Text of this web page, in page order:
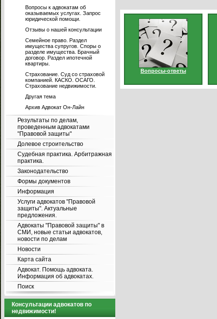
Вопросы к адвокатам об
оказываемых услугах. Запрос
юридической помощи.
Отзывы о нашей консультации
Семейное право. Раздел
имущества супругов. Споры о
разделе имущества. Брачный
договор. Раздел ипотечной
квартиры.
Страхование. Суд со страховой
компанией. КАСКО. ОСАГО.
Страхование недвижимости.
Другая тема
Архив Адвокат Он-Лайн
Результаты по делам,
проведенным адвокатами
"Правовой защиты"
Долевое строительство
Судебная практика. Арбитражная
практика.
Законодательство
Формы документов
Информация
Услуги адвокатов "Правовой
защиты". Актуальные
предложения.
Адвокаты "Правовой защиты" в
СМИ, новые статьи адвокатов,
новости по делам
Новости
Карта сайта
Адвокат. Помощь адвоката.
Информация об адвокатах.
Поиск
Консультации адвокатов по
недвижимости!
Вопросы-ответы